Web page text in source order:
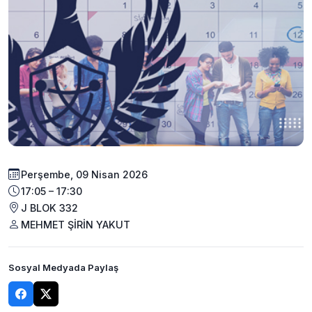
Perşembe, 09 Nisan 2026
17:05 – 17:30
J BLOK 332
MEHMET ŞİRİN YAKUT
Sosyal Medyada Paylaş